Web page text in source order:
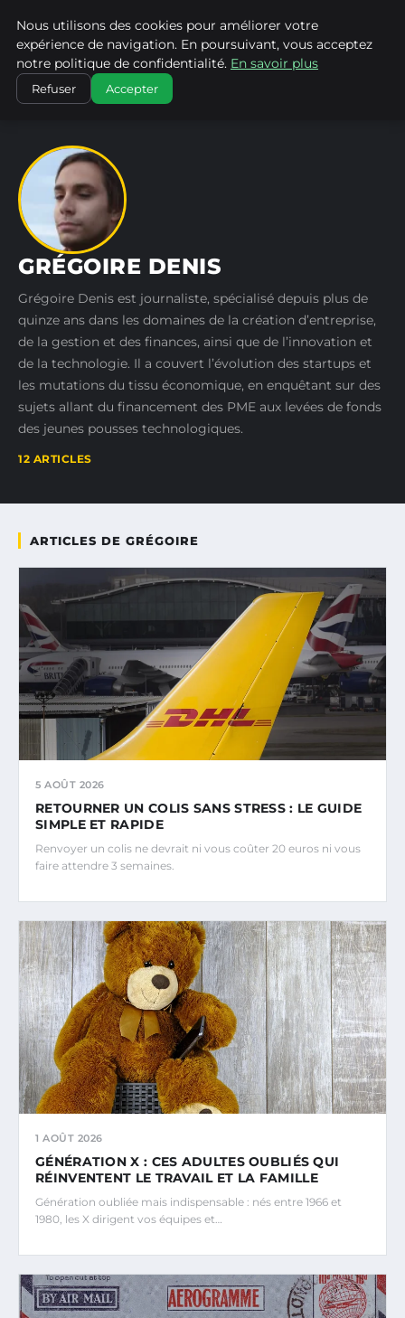
WP CAPE
ACCUEIL AUTEURS GRÉGOIRE DENIS
GRÉGOIRE DENIS
Grégoire Denis est journaliste, spécialisé depuis plus de
quinze ans dans les domaines de la création d’entreprise,
de la gestion et des finances, ainsi que de l’innovation et
de la technologie. Il a couvert l’évolution des startups et
les mutations du tissu économique, en enquêtant sur des
sujets allant du financement des PME aux levées de fonds
des jeunes pousses technologiques.
12 ARTICLES
ARTICLES DE GRÉGOIRE
5 AOÛT 2026
RETOURNER UN COLIS SANS STRESS : LE GUIDE
SIMPLE ET RAPIDE
Renvoyer un colis ne devrait ni vous coûter 20 euros ni vous
faire attendre 3 semaines.
1 AOÛT 2026
GÉNÉRATION X : CES ADULTES OUBLIÉS QUI
RÉINVENTENT LE TRAVAIL ET LA FAMILLE
Génération oubliée mais indispensable : nés entre 1966 et
1980, les X dirigent vos équipes et…
Nous utilisons des cookies pour améliorer votre
expérience de navigation. En poursuivant, vous acceptez
notre politique de confidentialité. En savoir plus
Refuser Accepter